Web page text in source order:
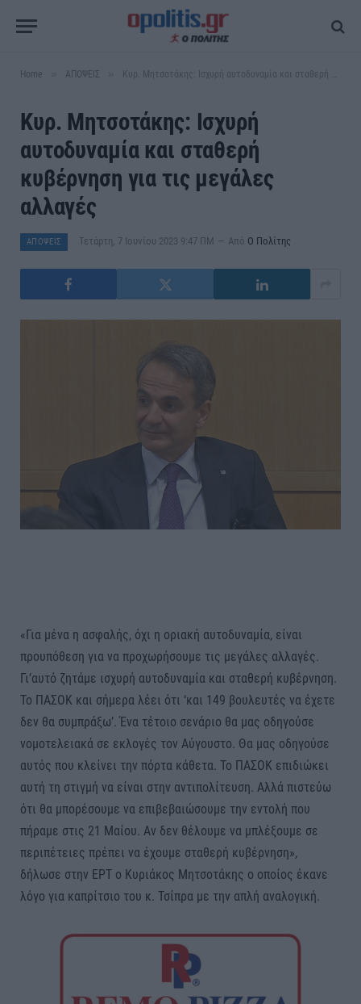
Home ΑΠΟΨΕΙΣ Κυρ. Μητσοτάκης: Ισχυρή αυτοδυναμία και σταθερή κυβέρνηση για τις μεγάλες αλλαγές
Κυρ. Μητσοτάκης: Ισχυρή
αυτοδυναμία και σταθερή
κυβέρνηση για τις μεγάλες
αλλαγές
ΑΠΟΨΕΙΣ Τετάρτη, 7 Ιουνίου 2023 9:47 ΠΜ Από Ο Πολίτης
«Για μένα η ασφαλής, όχι η οριακή αυτοδυναμία, είναι
προυπόθεση για να προχωρήσουμε τις μεγάλες αλλαγές.
Γι’αυτό ζητάμε ισχυρή αυτοδυναμία και σταθερή κυβέρνηση.
Το ΠΑΣΟΚ και σήμερα λέει ότι ‘και 149 βουλευτές να έχετε
δεν θα συμπράξω’. Ένα τέτοιο σενάριο θα μας οδηγούσε
νομοτελειακά σε εκλογές τον Αύγουστο. Θα μας οδηγούσε
αυτός που κλείνει την πόρτα κάθετα. Το ΠΑΣΟΚ επιδιώκει
αυτή τη στιγμή να είναι στην αντιπολίτευση. Αλλά πιστεύω
ότι θα μπορέσουμε να επιβεβαιώσουμε την εντολή που
πήραμε στις 21 Μαίου. Αν δεν θέλουμε να μπλέξουμε σε
περιπέτειες πρέπει να έχουμε σταθερή κυβέρνηση»,
δήλωσε στην ΕΡΤ ο Κυριάκος Μητσοτάκης ο οποίος έκανε
λόγο για καπρίτσιο του κ. Τσίπρα με την απλή αναλογική.